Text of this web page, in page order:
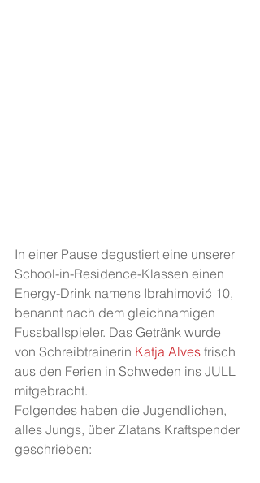
In einer Pause degustiert eine unserer
School-in-Residence-Klassen einen
Energy-Drink namens Ibrahimović 10,
benannt nach dem gleichnamigen
Fussballspieler. Das Getränk wurde
von Schreibtrainerin Katja Alves frisch
aus den Ferien in Schweden ins JULL
mitgebracht.
Folgendes haben die Jugendlichen,
alles Jungs, über Zlatans Kraftspender
geschrieben: